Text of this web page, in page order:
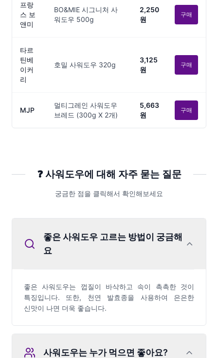
프랑
스 보
앤미
BO&MIE 시그니처 사
워도우 500g
2,250
원
구매
타르
틴베
이커
리
호밀 사워도우 320g
3,125
원
구매
MJP
멀티그레인 사워도우
브레드 (300g X 2개)
5,663
원
구매
❓ 사워도우에 대해 자주 묻는 질문
궁금한 점을 클릭해서 확인해보세요
좋은 사워도우 고르는 방법이 궁금해
요
좋은 사워도우는 껍질이 바삭하고 속이 촉촉한 것이
특징입니다. 또한, 천연 발효종을 사용하여 은은한
신맛이 나면 더욱 좋습니다.
사워도우는 누가 먹으면 좋아요?